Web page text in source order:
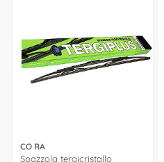
CO RA
Spazzola tergicristallo